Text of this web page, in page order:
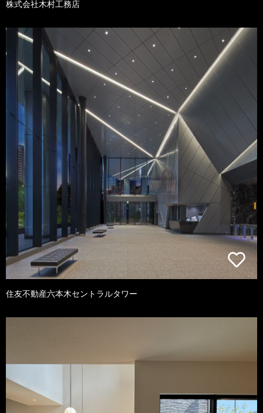
株式会社木村工務店
住友不動産六本木セントラルタワー